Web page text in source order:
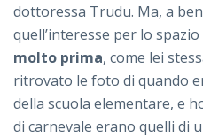
dottoressa Trudu. Ma, a
quell’interesse per lo spazio
molto prima, come lei
ritrovato le foto di quando
della scuola elementare, e
di carnevale erano quelli di